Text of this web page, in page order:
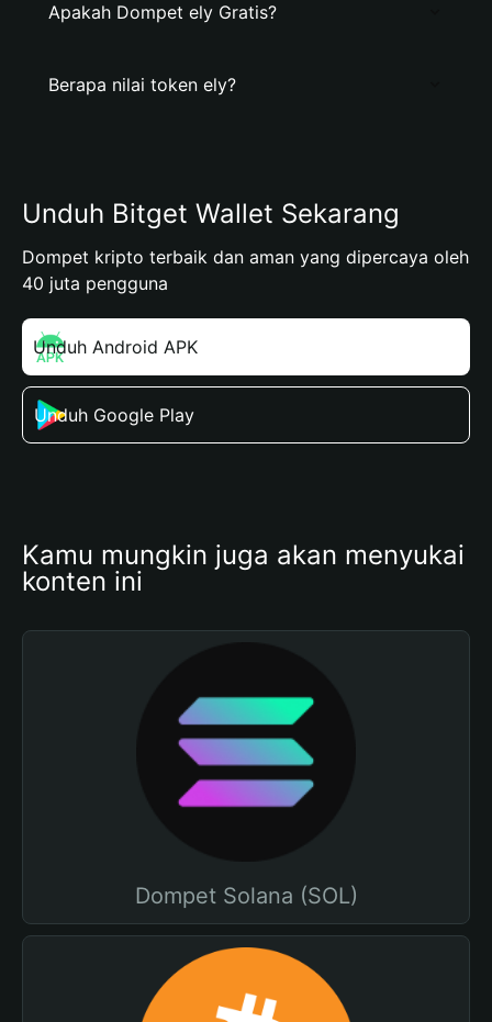
Apakah Dompet ely Gratis?
Berapa nilai token ely?
Unduh Bitget Wallet Sekarang
Dompet kripto terbaik dan aman yang dipercaya oleh
40 juta pengguna
Unduh Android APK
Unduh Google Play
Kamu mungkin juga akan menyukai
konten ini
Dompet Solana (SOL)